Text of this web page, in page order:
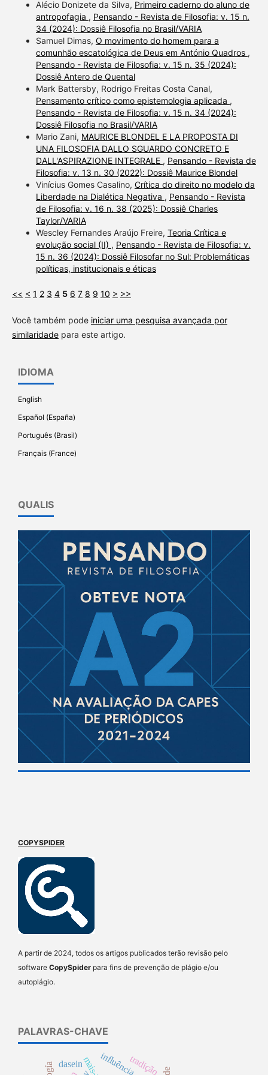
Alécio Donizete da Silva, Primeiro caderno do aluno de
antropofagia , Pensando - Revista de Filosofia: v. 15 n.
34 (2024): Dossiê Filosofia no Brasil/VARIA
Samuel Dimas, O movimento do homem para a
comunhão escatológica de Deus em António Quadros ,
Pensando - Revista de Filosofia: v. 15 n. 35 (2024):
Dossiê Antero de Quental
Mark Battersby, Rodrigo Freitas Costa Canal,
Pensamento crítico como epistemologia aplicada ,
Pensando - Revista de Filosofia: v. 15 n. 34 (2024):
Dossiê Filosofia no Brasil/VARIA
Mario Zani, MAURICE BLONDEL E LA PROPOSTA DI
UNA FILOSOFIA DALLO SGUARDO CONCRETO E
DALL'ASPIRAZIONE INTEGRALE , Pensando - Revista de
Filosofia: v. 13 n. 30 (2022): Dossiê Maurice Blondel
Vinícius Gomes Casalino, Crítica do direito no modelo da
Liberdade na Dialética Negativa , Pensando - Revista
de Filosofia: v. 16 n. 38 (2025): Dossiê Charles
Taylor/VARIA
Wescley Fernandes Araújo Freire, Teoria Crítica e
evolução social (II) , Pensando - Revista de Filosofia: v.
15 n. 36 (2024): Dossiê Filosofar no Sul: Problemáticas
políticas, institucionais e éticas
<< < 1 2 3 4 5 6 7 8 9 10 > >>
Você também pode iniciar uma pesquisa avançada por
similaridadepara este artigo.
IDIOMA
English
Español (España)
Português (Brasil)
Français (France)
QUALIS
COPYSPIDER
A partir de 2024, todos os artigos publicados terão revisão pelo
software CopySpider para fins de prevenção de plágio e/ou
autoplágio.
PALAVRAS-CHAVE
influência
dasein tradição